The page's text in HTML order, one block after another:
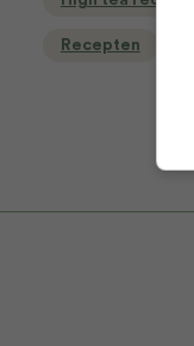
Recepten